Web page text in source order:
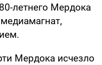
летнего Мердока
Мердока исчезло